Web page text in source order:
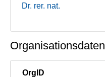
Dr. rer. nat.
Organisationsdaten
OrgID